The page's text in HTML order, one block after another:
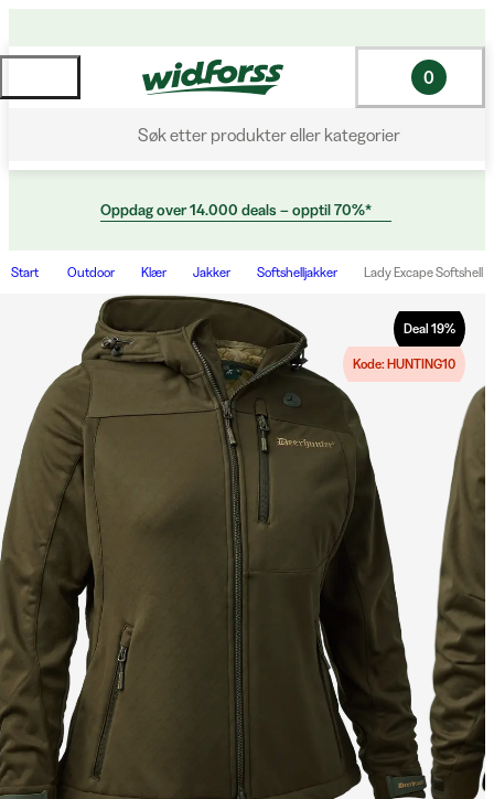
Søk etter produkter eller kategorier
0
Oppdag over 14.000 deals – opptil 70%*
Start Outdoor Klær Jakker Softshelljakker Lady Excape Softshell
Deal 19%
Kode: HUNTING10